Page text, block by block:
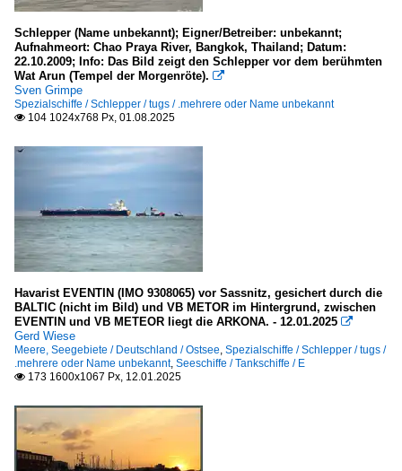
Dampfschiffe
Personendampfer (Binnen)
Fischereifahrzeuge
Deutschland
BX - Bremerhaven (Hochsee)
Fjorde, Förden, Meerbusen
Deutschland
Kieler Förde
Norwegen
Oslofjord
2017
2018
2019
2022
2023
2024
2025
2026
Schlepper (Name unbekannt); Eigner/Betreiber: unbekannt;
Aufnahmeort: Chao Praya River, Bangkok, Thailand; Datum:
22.10.2009; Info: Das Bild zeigt den Schlepper vor dem berühmten
Wat Arun (Tempel der Morgenröte). 
Sven Grimpe
Spezialschiffe / Schlepper / tugs / .mehrere oder Name unbekannt
 104 1024x768 Px, 01.08.2025
Havarist EVENTIN (IMO 9308065) vor Sassnitz, gesichert durch die
BALTIC (nicht im Bild) und VB METOR im Hintergrund, zwischen
EVENTIN und VB METEOR liegt die ARKONA. - 12.01.2025 
Gerd Wiese
Meere, Seegebiete / Deutschland / Ostsee, Spezialschiffe / Schlepper / tugs /
.mehrere oder Name unbekannt, Seeschiffe / Tankschiffe / E
 173 1600x1067 Px, 12.01.2025